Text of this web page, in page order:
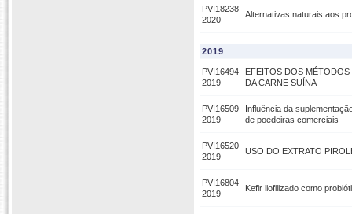
PVI18238-
2020
Alternativas naturais aos
2019
PVI16494-
2019
EFEITOS DOS
DA CARNE SUÍNA
PVI16509-
2019
Influência da
de poedeiras comerciais
PVI16520-
2019
USO DO EXTRATO
PVI16804-
2019
Kefir liofilizado como